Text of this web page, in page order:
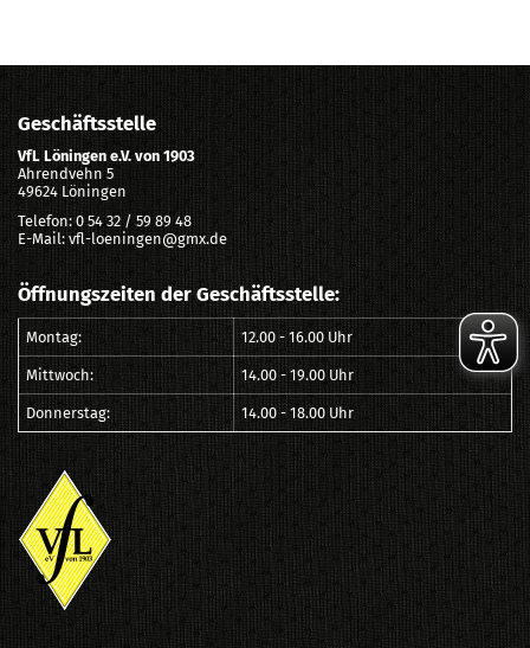
Geschäftsstelle
VfL Löningen e.V. von 1903
Ahrendvehn 5
49624 Löningen
Telefon: 0 54 32 / 59 89 48
E-Mail: vfl-loeningen@gmx.de
Öffnungszeiten der Geschäftsstelle:
Montag: 12.00 - 16.00 Uhr
Mittwoch: 14.00 - 19.00 Uhr
Donnerstag: 14.00 - 18.00 Uhr